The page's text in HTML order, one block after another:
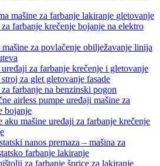
mašine za farbanje lakiranje gletovanje
farbanje krečenje bojanje na elektro
za povlačenje obilježavanje linija
za farbanje krečenje i gletovanje
za glet gletovanje fasade
farbanje na benzinski pogon
airless pumpe uređaji mašine za
bojanje
aku mašine uređaji za farbanje krečenje
nanos premaza – mašina za
farbanje lakiranje
za farbanje šprice za lakiranje